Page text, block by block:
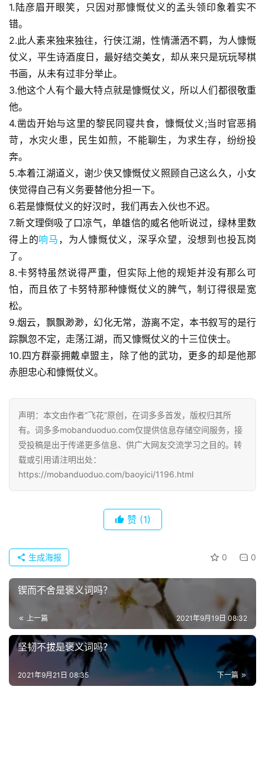
首
1.陆彦眉开眼笑，只因对那慷慨仗义的孟头领印象着实不
错。
2.此人素来独来独往，行侠江湖，性情潇洒不羁，为人慷慨
仗义，平生诗酒度日，最好结交美女，却从来只是玩玩琴棋
书画，从未有过非分举止。
3.他这个人有个最大特点就是慷慨仗义，所以人们都很敬重
他。
4.凿齿开始与这里的黎民同寝共食，慷慨仗义;当时官恶捐
苛，水灾火患，民生如煎，不能聊生，为求生存，纷纷投
奔。
5.本着江湖道义，谢少侠又慷慨仗义照顾自己这么久，小女
侠觉得自己有义务要替他分担一下。
6.若是慷慨仗义的好汉时，我们再去入伙也不迟。
7.新文理倒吸了口凉气，单雄信的威名他听说过，绿林里数
得上的响马 ，为人慷慨仗义，深孚众望，没想到也投瓦岗
了。
8.卡努特虽然说得严重，但实际上他的规矩并没有那么可
怕，而且依了卡努特那种慷慨仗义的脾气，制订得很是宽
松。
9.烟云，飘飘渺渺，幻化无常，游离不定，本书叙写的是行
踪飘忽不定，走荡江湖，而又慷慨仗义的十三位侠士。
10.四方群豪拥戴卓盟主，除了他的武功，更多的却是他那
赤胆忠心和慷慨仗义。
声明：本文由作者“飞花”原创，在词多多首发，版权归其所
有。词多多mobanduoduo.com仅提供信息存储空间服务，接
受投稿是出于传递更多信息、供广大网友交流学习之目的。转
载或引用请注明出处：
https://mobanduoduo.com/baoyici/1196.html
赞 (1)
0 0
生成海报
锲而不舍是褒义词吗？
上一篇 2021年9月19日 08:32
坚韧不拔是褒义词吗？
下一篇
2021年9月21日 08:35